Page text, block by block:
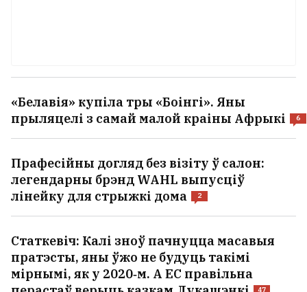
«Белавія» купіла тры «Боінгі». Яны
прыляцелі з самай малой краіны Афрыкі
6
Прафесійны догляд без візіту ў салон:
легендарны брэнд WAHL выпусціў
лінейку для стрыжкі дома
2
Статкевіч: Калі зноў пачнуцца масавыя
пратэсты, яны ўжо не будуць такімі
мірнымі, як у 2020‑м. А ЕС правільна